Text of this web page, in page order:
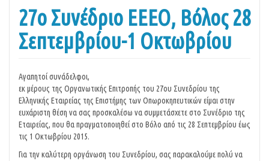
27o Συνέδριο ΕΕΕΟ, Βόλος 28
Σεπτεμβρίου-1 Οκτωβρίου
Αγαπητοί συνάδελφοι,
εκ μέρους της Οργανωτικής Επιτροπής του 27ου Συνεδρίου της
Ελληνικής Εταιρείας της Επιστήμης των Οπωροκηπευτικών είμαι στην
ευχάριστη θέση να σας προσκαλέσω να συμμετάσχετε στο Συνέδριο της
Εταιρείας, που θα πραγματοποιηθεί στο Βόλο από τις 28 Σεπτεμβρίου έως
τις 1 Οκτωβρίου 2015.
Για την καλύτερη οργάνωση του Συνεδρίου, σας παρακαλούμε πολύ να